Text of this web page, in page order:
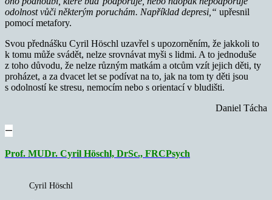
odolnost vůči některým poruchám. Například depresi,“ upřesnil
pomocí metafory.
Svou přednášku Cyril Höschl uzavřel s upozorněním, že jakkoli to
k tomu může svádět, nelze srovnávat myši s lidmi. A to jednoduše
z toho důvodu, že nelze různým matkám a otcům vzít jejich děti, ty
proházet, a za dvacet let se podívat na to, jak na tom ty děti jsou
s odolností ke stresu, nemocím nebo s orientací v bludišti.
Daniel Tácha
—
Prof. MUDr. Cyril Höschl, DrSc., FRCPsych
Cyril Höschl